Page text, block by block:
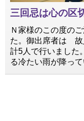
三回忌は心の区
Ｎ家様のこの度の
た。御出席者は 故
計5人で行いました
る冷たい雨が降って